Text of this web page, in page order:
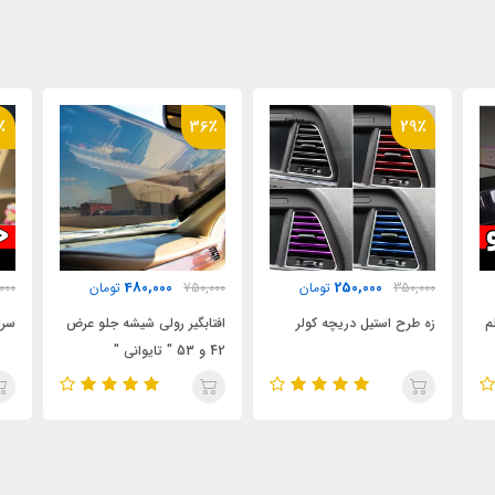
36٪
750,000
480,000 تومان
افتابگیر رولی شیشه جلو عرض
12٪
1,000,000
880,000 تومان
سراگزوز اسپرت ریموس کد 621